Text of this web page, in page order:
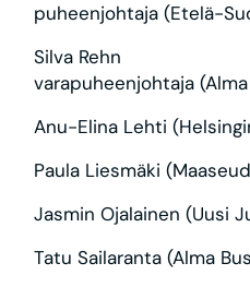
puheenjohtaja (Etelä-
Silva Rehn
varapuheenjohtaja
Anu-Elina Lehti
Paula Liesmäki
Jasmin Ojalainen (Uusi
Tatu Sailaranta (Alma